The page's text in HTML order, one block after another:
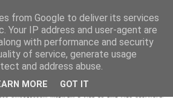
from Google to deliver its services
Your IP address and user-agent are
with performance and security
of service, generate usage
and address abuse.
MORE GOT IT